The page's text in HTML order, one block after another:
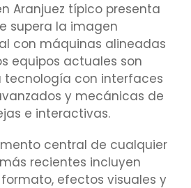
Aranjuez típico presenta
supera la imagen
con máquinas alineadas
equipos actuales son
tecnología con interfaces
y mecánicas de
e interactivas.
central de cualquier
recientes incluyen
efectos visuales y